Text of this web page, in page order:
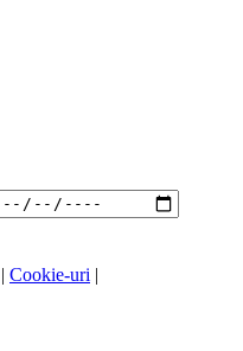
| Cookie-uri |